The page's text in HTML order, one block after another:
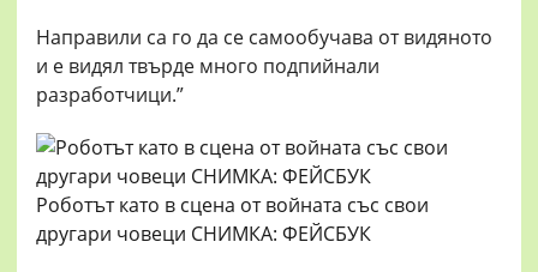
Направили са го да се самообучава от видяното
и е видял твърде много подпийнали
разработчици.”
Роботът като в сцена от войната със свои
другари човеци СНИМКА: ФЕЙСБУК